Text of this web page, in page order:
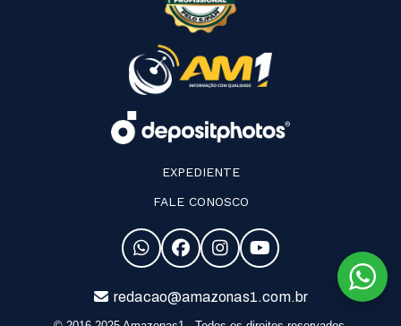
EXPEDIENTE
FALE CONOSCO
redacao@amazonas1.com.br